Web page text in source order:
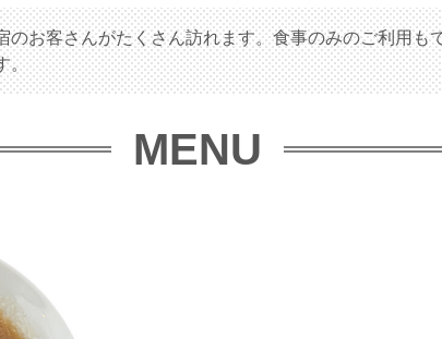
お客さんがたくさん訪れます。食事のみのご利用も
。
MENU